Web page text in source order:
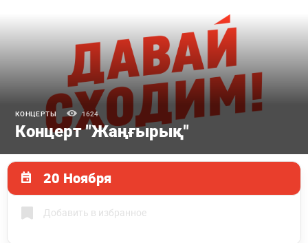
КОНЦЕРТЫ 1624
Концерт "Жаңғырық"
20 Ноября
Добавить в избранное